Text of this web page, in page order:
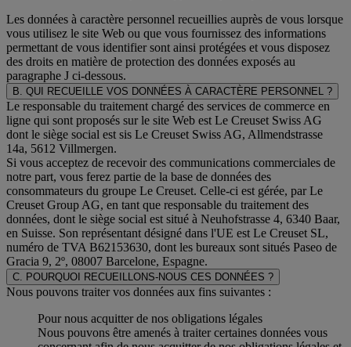
Les données à caractère personnel recueillies auprès de vous lorsque
vous utilisez le site Web ou que vous fournissez des informations
permettant de vous identifier sont ainsi protégées et vous disposez
des droits en matière de protection des données exposés au
paragraphe J ci-dessous.
B. QUI RECUEILLE VOS DONNÉES À CARACTÈRE PERSONNEL ?
Le responsable du traitement chargé des services de commerce en
ligne qui sont proposés sur le site Web est Le Creuset Swiss AG
dont le siège social est sis Le Creuset Swiss AG, Allmendstrasse
14a, 5612 Villmergen.
Si vous acceptez de recevoir des communications commerciales de
notre part, vous ferez partie de la base de données des
consommateurs du groupe Le Creuset. Celle-ci est gérée, par Le
Creuset Group AG, en tant que responsable du traitement des
données, dont le siège social est situé à Neuhofstrasse 4, 6340 Baar,
en Suisse. Son représentant désigné dans l'UE est Le Creuset SL,
numéro de TVA B62153630, dont les bureaux sont situés Paseo de
Gracia 9, 2º, 08007 Barcelone, Espagne.
C. POURQUOI RECUEILLONS-NOUS CES DONNÉES ?
Nous pouvons traiter vos données aux fins suivantes :
Pour nous acquitter de nos obligations légales
Nous pouvons être amenés à traiter certaines données vous